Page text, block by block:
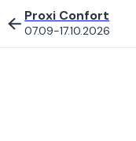
Proxi Confort
07.09-17.10.2026